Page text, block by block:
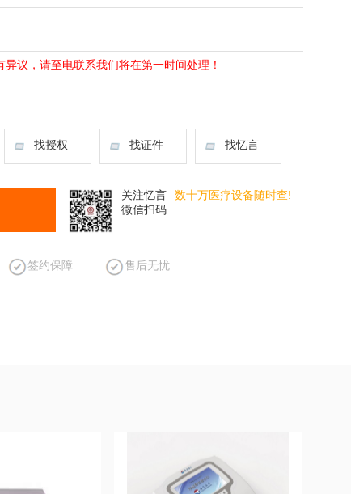
议，请至电联系我们将在第一时间处理！
找授权 找证件 找忆言
关注忆言
微信扫码
数十万医疗设备随时查!
签约保障 售后无忧